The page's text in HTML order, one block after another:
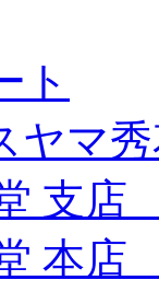
ト
ヤマ
支店
本